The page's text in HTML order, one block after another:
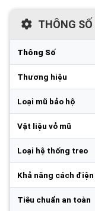
THÔNG SỐ
Thông Số
Thương hiệu
Loại mũ bảo hộ
Vật liệu vỏ mũ
Loại hệ thống treo
Khả năng cách điện
Tiêu chuẩn an toàn